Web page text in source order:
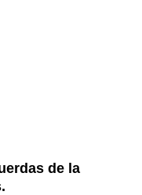
de la